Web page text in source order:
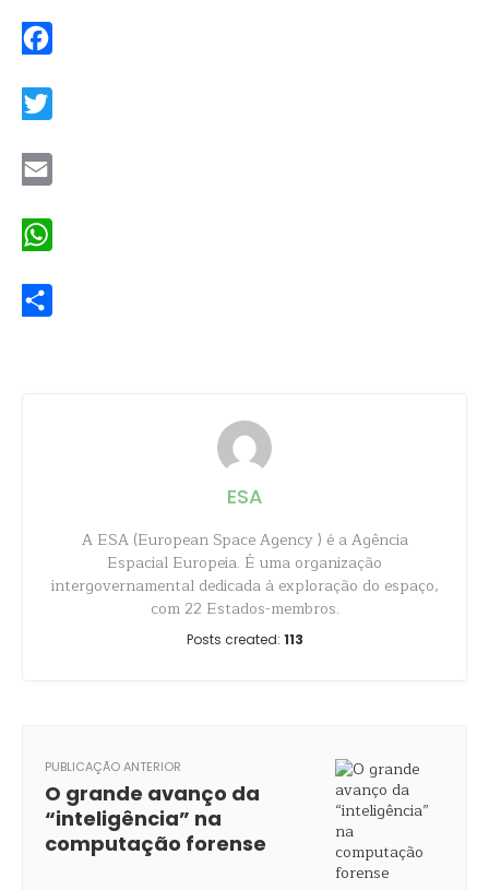
ESA
A ESA (European Space Agency ) é a Agência
Espacial Europeia. É uma organização
intergovernamental dedicada à exploração do espaço,
com 22 Estados-membros.
Posts created: 113
PUBLICAÇÃO ANTERIOR
O grande avanço da
“inteligência” na
computação forense